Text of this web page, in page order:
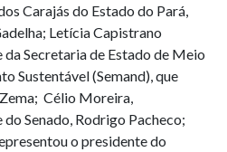
Carajás do Estado do Pará,
Letícia Capistrano
Secretaria de Estado de Meio
Sustentável (Semand), que
Célio Moreira,
Senado, Rodrigo Pacheco;
o presidente do